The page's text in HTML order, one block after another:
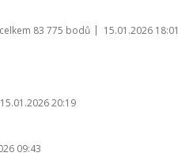
celkem 83 775 bodů | 15.01.2026 18:01
15.01.2026 20:19
09:43